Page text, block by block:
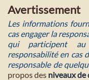
Avertissement
Les informations
cas engager la
qui participent au
responsabilité en cas
responsable de
propos des niveaux